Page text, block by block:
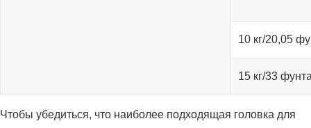
10 кг/20,05
15 кг/33
Чтобы убедиться, что наиболее подходящая головка для